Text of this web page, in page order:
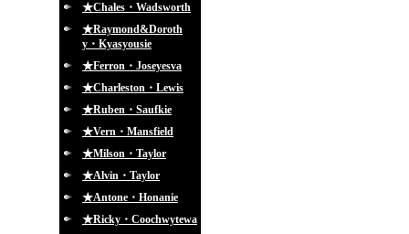
★Chales・Wadsworth
★Raymond&Doroth
y・Kyasyousie
★Ferron・Joseyesva
★Charleston・Lewis
★Ruben・Saufkie
★Vern・Mansfield
★Milson・Taylor
★Alvin・Taylor
★Antone・Honanie
★Ricky・Coochwytewa